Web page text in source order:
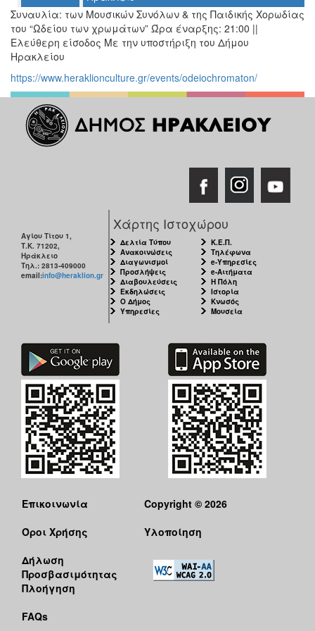
ΤΟΠΟΣ
ΜΑΣ
ΔΗΜΟΣ
ΠΟΛΙΤΙΣΜΟΣ
Συναυλία: των Μουσικών Συνόλων & της Παιδικής Χορωδίας
του “Ωδείου των χρωμάτων” Ώρα έναρξης: 21:00 ||
Ελεύθερη είσοδος Με την υποστήριξη του Δήμου
Ηρακλείου
https://www.heraklionculture.gr/events/odeiochromaton/
Αγίου Τίτου 1,
Τ.Κ. 71202,
Ηράκλειο
Τηλ.: 2813-409000
email:info@heraklion.gr
Χάρτης Ιστοχώρου
Δελτία Τύπου
Ανακοινώσεις
Διαγωνισμοί
Προσλήψεις
Διαβουλεύσεις
Εκδηλώσεις
Ο Δήμος
Υπηρεσίες
Κ.Ε.Π.
Τηλέφωνα
e-Υπηρεσίες
e-Αιτήματα
Η Πόλη
Ιστορία
Κνωσός
Μουσεία
Επικοινωνία
Όροι Χρήσης
Δήλωση
Προσβασιμότητας
Πλοήγηση
FAQs
Copyright © 2026
Υλοποίηση